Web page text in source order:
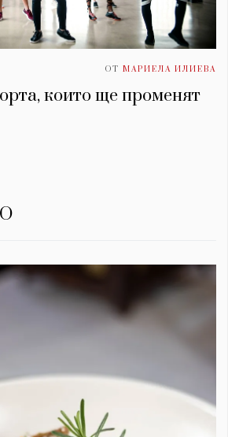
ОТ МАРИЕЛА ИЛИЕВА
които ще променят